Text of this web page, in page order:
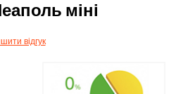
міні
відгук